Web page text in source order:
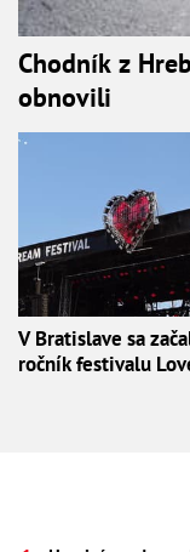
Chodník z
obnovili
V Bratislave sa
ročník festivalu